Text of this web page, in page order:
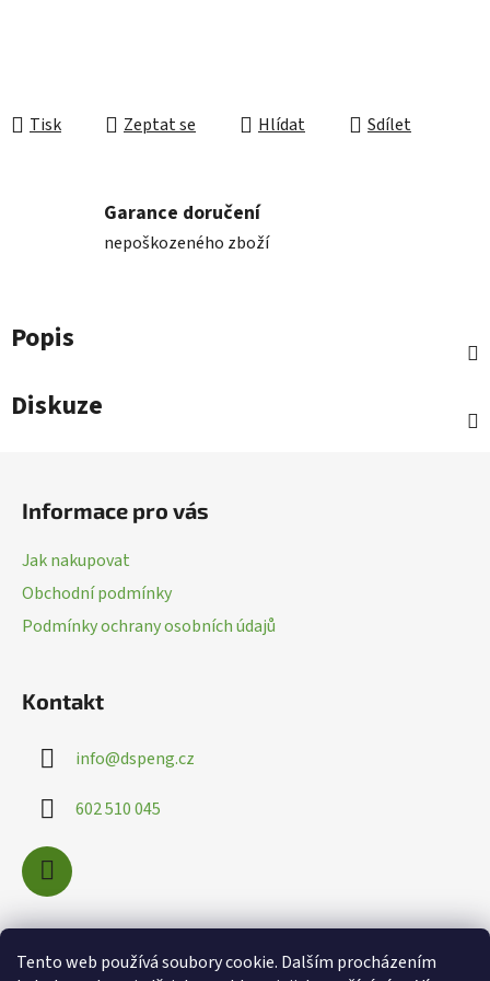
Tento web používá soubory cookie. Dalším procházením
Tisk Zeptat se Hlídat Sdílet
Garance doručení
nepoškozeného zboží
Popis
Diskuze
Informace pro vás
Jak nakupovat
Obchodní podmínky
Podmínky ochrany osobních údajů
Kontakt
info@dspeng.cz
602 510 045
Nákupní košík